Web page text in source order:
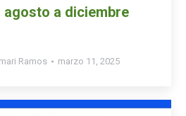
a diciembre
Ramos marzo 11, 2025